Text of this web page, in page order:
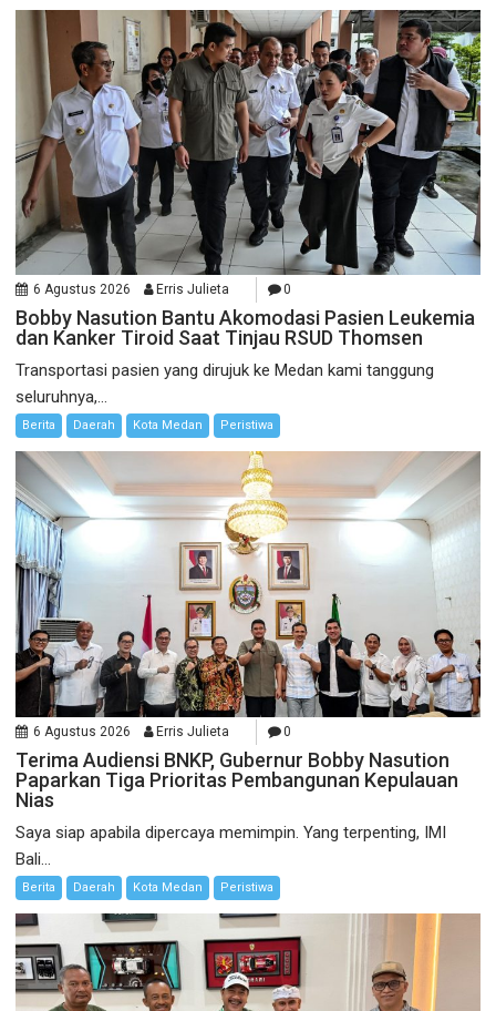
6 Agustus 2026 Erris Julieta 0
Bobby Nasution Bantu Akomodasi Pasien Leukemia
dan Kanker Tiroid Saat Tinjau RSUD Thomsen
Transportasi pasien yang dirujuk ke Medan kami tanggung
seluruhnya,...
Berita Daerah Kota Medan Peristiwa
6 Agustus 2026 Erris Julieta 0
Terima Audiensi BNKP, Gubernur Bobby Nasution
Paparkan Tiga Prioritas Pembangunan Kepulauan
Nias
Saya siap apabila dipercaya memimpin. Yang terpenting, IMI
Bali...
Berita Daerah Kota Medan Peristiwa